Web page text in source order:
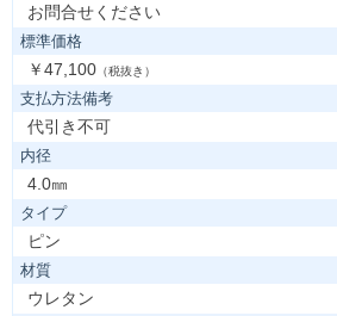
お問合せください
標準価格
￥47,100 （税抜き）
支払方法備考
代引き不可
内径
4.0㎜
タイプ
ピン
材質
ウレタン